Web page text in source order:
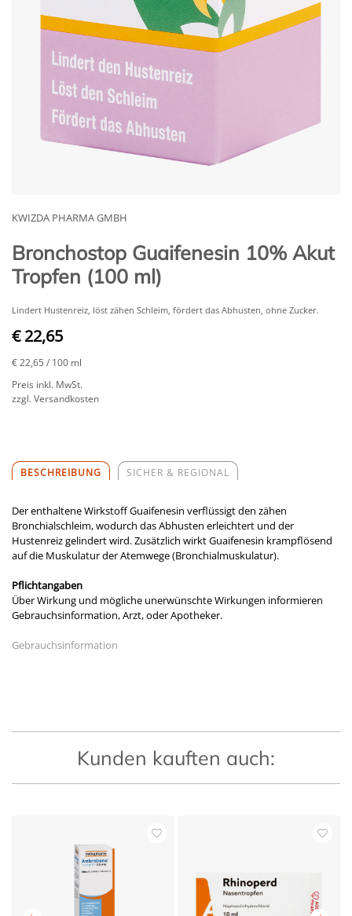
KWIZDA PHARMA GMBH
Bronchostop Guaifenesin 10% Akut
Tropfen (100 ml)
Lindert Hustenreiz, löst zähen Schleim, fördert das Abhusten, ohne Zucker.
€ 22,65
€ 22,65 / 100 ml
Preis inkl. MwSt.
zzgl. Versandkosten
BESCHREIBUNG SICHER & REGIONAL
Der enthaltene Wirkstoff Guaifenesin verflüssigt den zähen
Bronchialschleim, wodurch das Abhusten erleichtert und der
Hustenreiz gelindert wird. Zusätzlich wirkt Guaifenesin krampflösend
auf die Muskulatur der Atemwege (Bronchialmuskulatur).
Pflichtangaben
Über Wirkung und mögliche unerwünschte Wirkungen informieren
Gebrauchsinformation, Arzt, oder Apotheker.
Gebrauchsinformation
Kunden kauften auch: